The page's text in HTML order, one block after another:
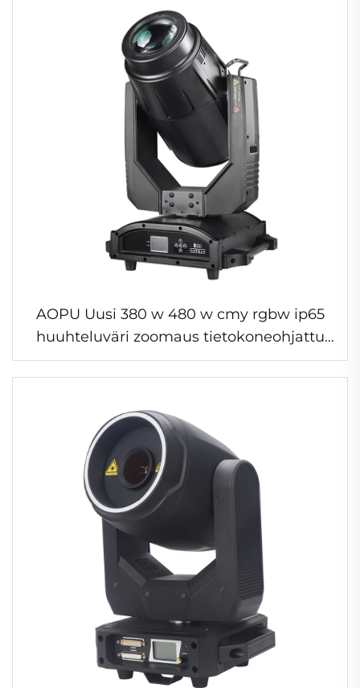
AOPU Uusi 380 w 480 w cmy rgbw ip65
huuhteluväri zoomaus tietokoneohjattu
leikkausvalaisin